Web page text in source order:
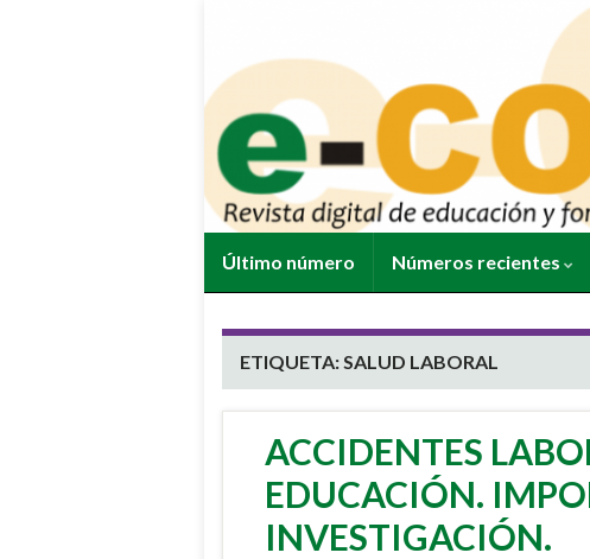
Último número Números recientes
ETIQUETA:SALUD LABORAL
ACCIDENTES
EDUCACIÓN.
INVESTIGACIÓN.